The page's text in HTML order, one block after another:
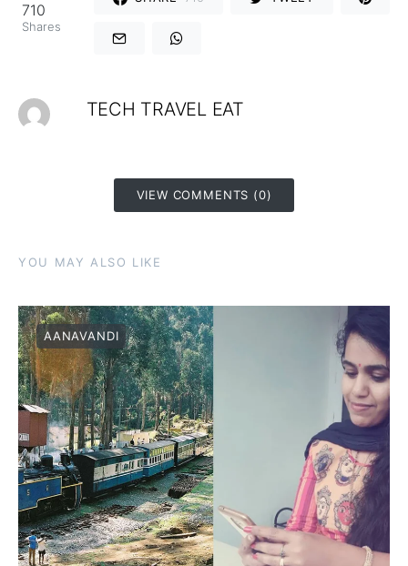
710
Shares
TECH TRAVEL EAT
VIEW COMMENTS (0)
YOU MAY ALSO LIKE
AANAVANDI